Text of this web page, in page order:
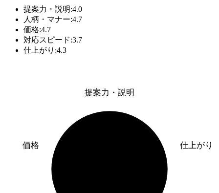
提案力・説明:4.0
人柄・マナー:4.7
価格:4.7
対応スピード:3.7
仕上がり:4.3
提案力・説明
仕上がり
価格